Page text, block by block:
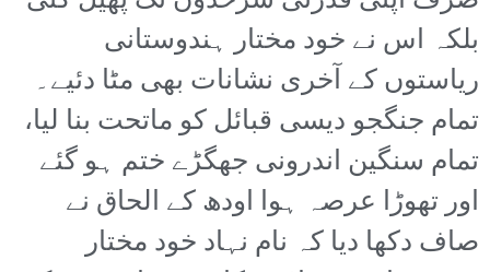
بلکہ اس نے خود مختار ہندوستانی
ریاستوں کے آخری نشانات بھی مٹا دئیے۔
تمام جنگجو دیسی قبائل کو ماتحت بنا لیا،
تمام سنگین اندرونی جھگڑے ختم ہو گئے
اور تھوڑا عرصہ ہوا اودھ کے الحاق نے
صاف دکھا دیا کہ نام نہاد خود مختار